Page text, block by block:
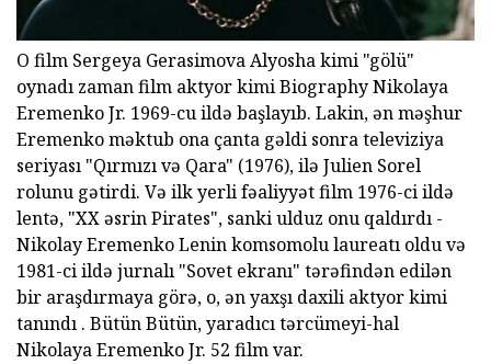
O film Sergeya Gerasimova Alyosha kimi "gölü"
oynadı zaman film aktyor kimi Biography Nikolaya
Eremenko Jr. 1969-cu ildə başlayıb. Lakin, ən məşhur
Eremenko məktub ona çanta gəldi sonra televiziya
seriyası "Qırmızı və Qara" (1976), ilə Julien Sorel
rolunu gətirdi. Və ilk yerli fəaliyyət film 1976-ci ildə
lentə, "XX əsrin Pirates", sanki ulduz onu qaldırdı -
Nikolay Eremenko Lenin komsomolu laureatı oldu və
1981-ci ildə jurnalı "Sovet ekranı" tərəfindən edilən
bir araşdırmaya görə, o, ən yaxşı daxili aktyor kimi
tanındı . Bütün Bütün, yaradıcı tərcümeyi-hal
Nikolaya Eremenko Jr. 52 film var.